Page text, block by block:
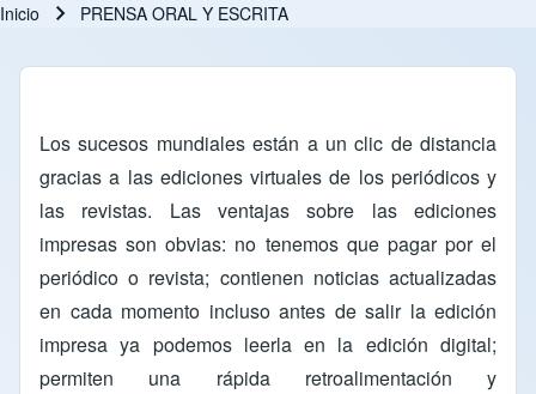
Inicio PRENSA ORAL Y ESCRITA
Los sucesos mundiales están a un clic de distancia
gracias a las ediciones virtuales de los periódicos y
las revistas. Las ventajas sobre las ediciones
impresas son obvias: no tenemos que pagar por el
periódico o revista; contienen noticias actualizadas
en cada momento incluso antes de salir la edición
impresa ya podemos leerla en la edición digital;
permiten una rápida retroalimentación y